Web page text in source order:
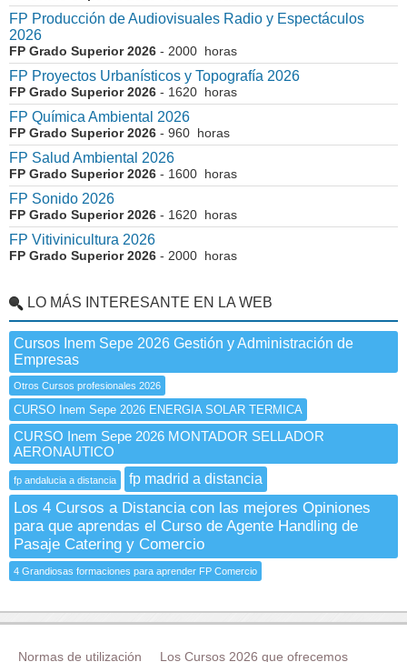
FP Producción de Audiovisuales Radio y Espectáculos
2026
FP Grado Superior 2026 - 2000 horas
FP Proyectos Urbanísticos y Topografía 2026
FP Grado Superior 2026 - 1620 horas
FP Química Ambiental 2026
FP Grado Superior 2026 - 960 horas
FP Salud Ambiental 2026
FP Grado Superior 2026 - 1600 horas
FP Sonido 2026
FP Grado Superior 2026 - 1620 horas
FP Vitivinicultura 2026
FP Grado Superior 2026 - 2000 horas
LO MÁS INTERESANTE EN LA WEB
Cursos Inem Sepe 2026 Gestión y Administración de
Empresas
Otros Cursos profesionales 2026
CURSO Inem Sepe 2026 ENERGIA SOLAR TERMICA
CURSO Inem Sepe 2026 MONTADOR SELLADOR
AERONAUTICO
fp andalucia a distancia fp madrid a distancia
Los 4 Cursos a Distancia con las mejores Opiniones
para que aprendas el Curso de Agente Handling de
Pasaje Catering y Comercio
4 Grandiosas formaciones para aprender FP Comercio
Normas de utilización Los Cursos 2026 que ofrecemos